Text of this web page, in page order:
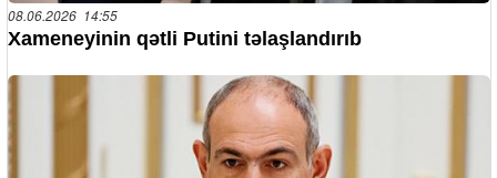
08.06.2026 14:55
Xameneyinin qətli Putini təlaşlandırıb